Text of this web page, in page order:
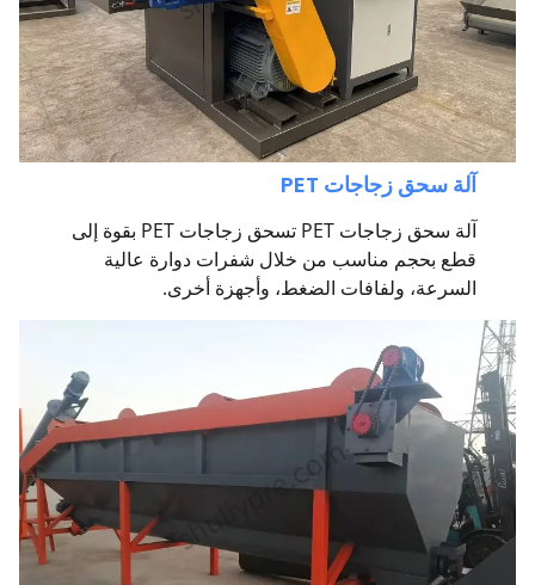
آلة سحق زجاجات PET
آلة سحق زجاجات PET تسحق زجاجات PET بقوة إلى
قطع بحجم مناسب من خلال شفرات دوارة عالية
السرعة، ولفافات الضغط، وأجهزة أخرى.